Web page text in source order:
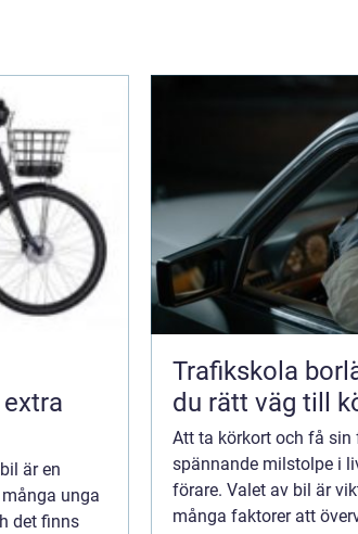
är en
unga
det finns
Trafikskola borlänge
du rätt väg till
Att ta körkort och få sin
spännande milstolpe i
förare. Valet av bil är
många faktorer att